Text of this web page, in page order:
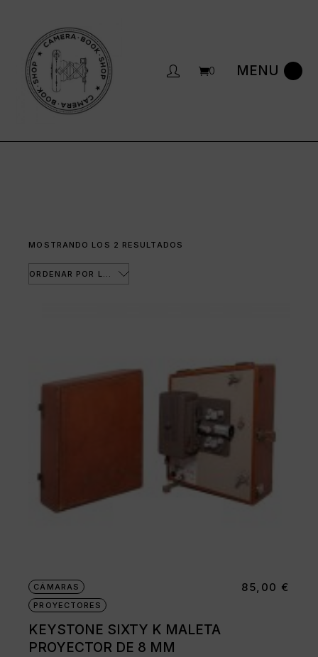
0
MOSTRANDO LOS 2 RESULTADOS
CÁMARAS
PROYECTORES
KEYSTONE SIXTY K MALETA
PROYECTOR DE 8 MM
85,00 €